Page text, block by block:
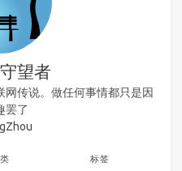
望者
传说。做任何事情都只是因
罢了
标签